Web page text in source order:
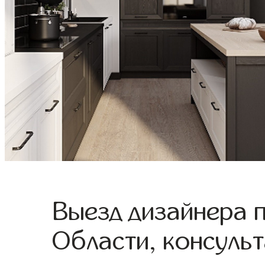
Выезд дизайнера
Области,